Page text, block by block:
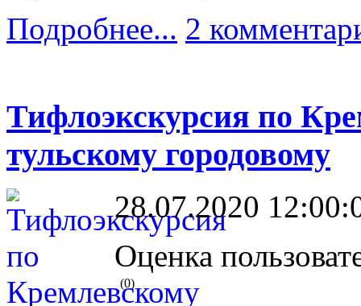
Подробнее... 2
Тифлоэкскурсия по
тульскому городовому
28.07.2020
Оценка
(0)